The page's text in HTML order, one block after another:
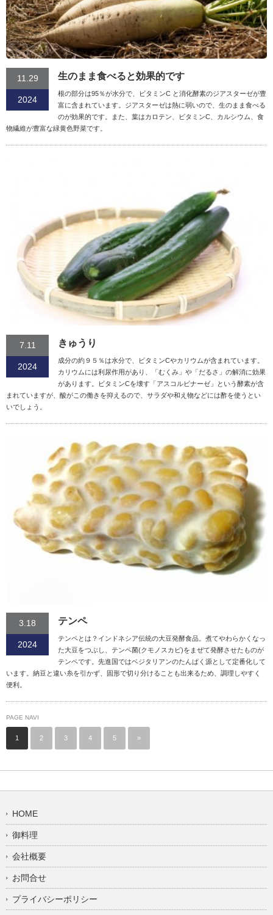
11.29
2024
生のまま食べると効果的です
根の部分は95％が水分で、ビタミンC と消化酵素のジアスターゼが豊
富に含まれています。ジアスターゼは熱に弱いので、生のまま食べる
のが効果的です。また、葉はカロテン、ビタミンC、カルシウム、食
物繊維が豊富な緑黄色野菜です。
7.11
2024
きゅうり
成分の約９５％は水分で、ビタミンCやカリウムが含まれています。
カリウムには利尿作用があり、「むくみ」や「だるさ」の解消に効果
があります。ビタミンCを壊す「アスコルビナーゼ」という酵素が含
まれていますが、酸がこの働きを抑えるので、サラダや和え物などには酢を使うとい
いでしょう。
3.18
2024
テンペ
テンペとは？インドネシア伝統の大豆発酵食品。煮てやわらかくなっ
た大豆をつぶし、テンペ菌(クモノスカビ)をまぜて発酵させたものが
テンペです。先進国ではベジタリアンのたんぱく源として定番化して
います。納豆と違い糸を引かず、固形で切り分けることも出来るため、調理しやすく
便利。
PAGE NAVI
1 2 3 4 5 »
HOME
御料理
会社概要
お問合せ
プライバシーポリシー